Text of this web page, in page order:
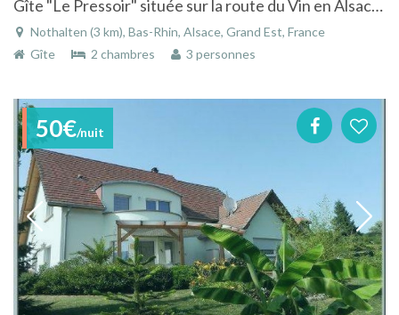
Gîte "Le Pressoir" située sur la route du Vin en Alsace centrale
Nothalten (3 km), Bas-Rhin, Alsace, Grand Est, France
Gîte
2 chambres 3 personnes
50€/nuit